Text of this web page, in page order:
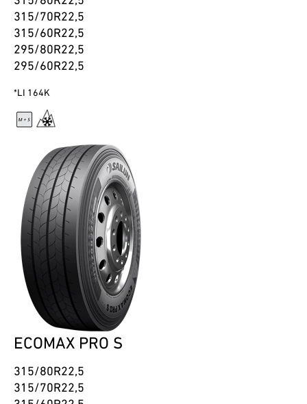
315/70R22,5
315/60R22,5
295/80R22,5
295/60R22,5
*LI 164K
ECOMAX PRO S
315/80R22,5
315/70R22,5